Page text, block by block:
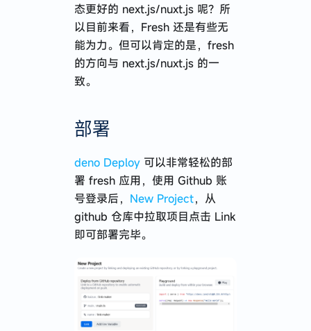
态更好的 next.js/nuxt.js 呢？所
以目前来看，Fresh 还是有些无
能为力。但可以肯定的是，fresh
的方向与 next.js/nuxt.js 的一
致。
部署
deno Deploy可以非常轻松的部
署 fresh 应用，使用 Github 账
号登录后， New Project，从
github 仓库中拉取项目点击 Link
即可部署完毕。